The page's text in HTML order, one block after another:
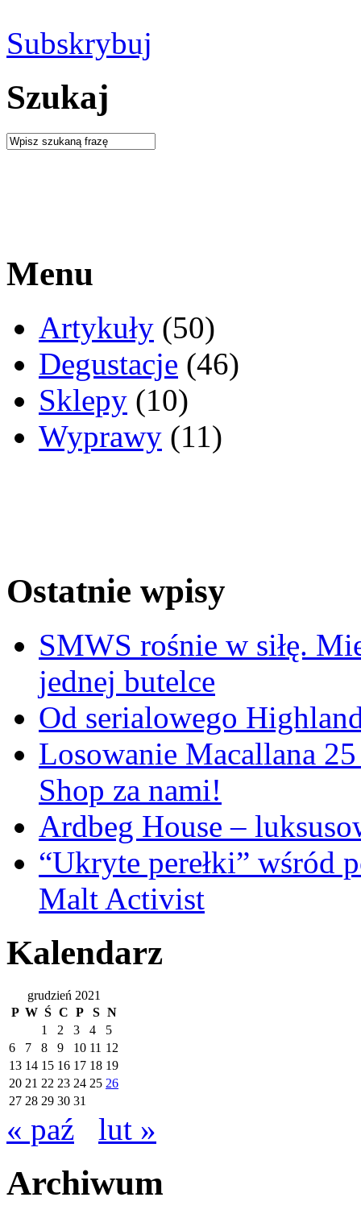
Subskrybuj
Szukaj
Menu
Artykuły (50)
Degustacje (46)
Sklepy (10)
Wyprawy (11)
Ostatnie wpisy
SMWS rośnie w siłę.
jednej butelce
Od serialowego
Losowanie Macallana
Shop za nami!
Ardbeg House –
“Ukryte perełki” wśród
Malt Activist
Kalendarz
grudzień 2021
P W Ś C P S N
1
2 3 4
5
6
7 8 9 10 11 12
13 14 15 16 17 18 19
20 21 22 23 24 25 26
27 28 29 30 31
« paź lut »
Archiwum